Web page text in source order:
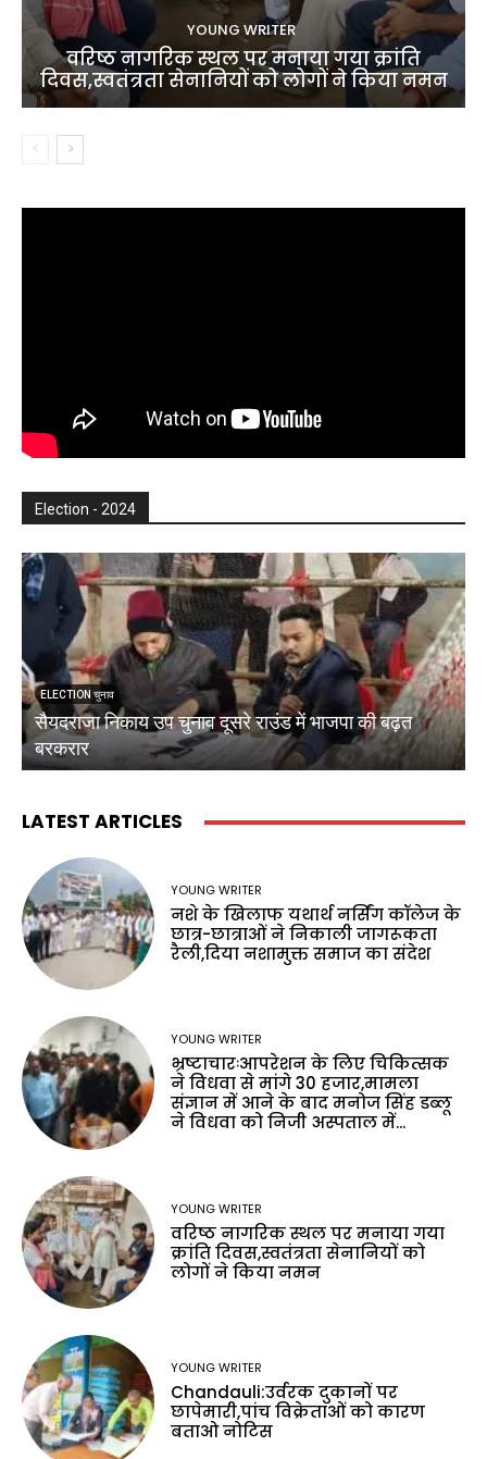
YOUNG WRITER
वरिष्ठ नागरिक स्थल पर मनाया गया क्रांति
दिवस,स्वतंत्रता सेनानियों को लोगों ने किया नमन
Election - 2024
ELECTION चुनाव
सैयदराजा निकाय उप चुनाव दूसरे राउंड में भाजपा की बढ़त
बरकरार
LATEST ARTICLES
YOUNG WRITER
नशे के खिलाफ यथार्थ नर्सिंग कॉलेज के
छात्र-छात्राओं ने निकाली जागरूकता
रैली,दिया नशामुक्त समाज का संदेश
YOUNG WRITER
भ्रष्टाचारःआपरेशन के लिए चिकित्सक
ने विधवा से मांगे 30 हजार,मामला
संज्ञान में आने के बाद मनोज सिंह डब्लू
ने विधवा को निजी अस्पताल में...
YOUNG WRITER
वरिष्ठ नागरिक स्थल पर मनाया गया
क्रांति दिवस,स्वतंत्रता सेनानियों को
लोगों ने किया नमन
YOUNG WRITER
Chandauli:उर्वरक दुकानों पर
छापेमारी,पांच विक्रेताओं को कारण
बताओ नोटिस